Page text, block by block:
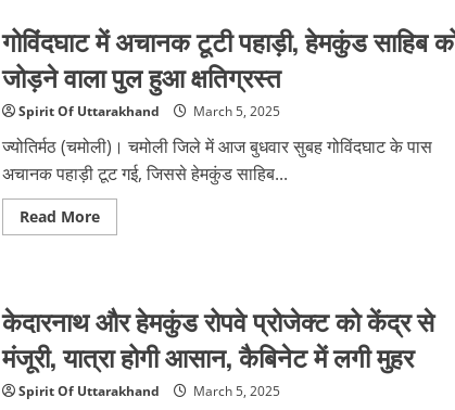
गोविंदघाट में अचानक टूटी पहाड़ी, हेमकुंड साहिब
जोड़ने वाला पुल हुआ क्षतिग्रस्त
Spirit Of Uttarakhand March 5, 2025
ज्योतिर्मठ (चमोली)। चमोली जिले में आज बुधवार सुबह गोविंदघाट के पास
अचानक पहाड़ी टूट गई, जिससे हेमकुंड साहिब...
Read MoreRead
more
टूटी
पहाड़ी,
हेमकुंड
साहिब
को
जोड़ने
वाला
केदारनाथ और हेमकुंड रोपवे प्रोजेक्ट को केंद्र से
मंजूरी, यात्रा होगी आसान, कैबिनेट में लगी मुहर
Spirit Of Uttarakhand March 5, 2025